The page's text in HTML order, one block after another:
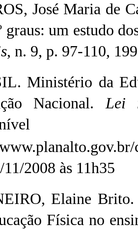
José Maria de
graus: um estudo
, n. 9, p. 97-110,
Ministério da
Nacional.Lei
2008 às 11h35
Elaine Brito.
Física no